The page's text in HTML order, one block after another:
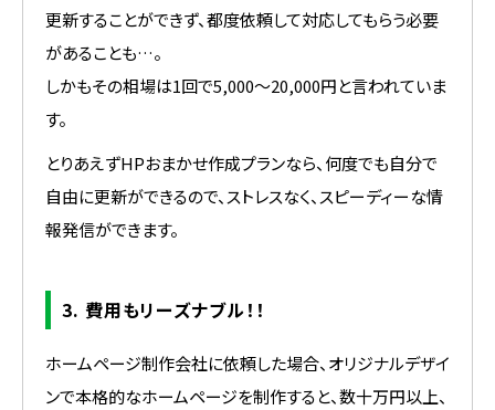
更新することができず、都度依頼して対応してもらう必要
があることも…。
しかもその相場は1回で5,000〜20,000円と言われていま
す。
とりあえずHPおまかせ作成プランなら、何度でも自分で
自由に更新ができるので、ストレスなく、スピーディーな情
報発信ができます。
3. 費用もリーズナブル！！
ホームページ制作会社に依頼した場合、オリジナルデザイ
ンで本格的なホームページを制作すると、数十万円以上、